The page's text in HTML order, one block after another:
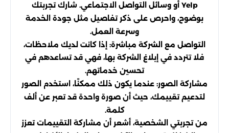
Yelp أو وسائل التواصل الاجتماعي. شارك تجربتك
بوضوح، واحرص على ذكر تفاصيل مثل جودة الخدمة
وسرعة العمل.
التواصل مع الشركة مباشرة: إذا كانت لديك ملاحظات،
فلا تتردد في إبلاغ الشركة بها، فهي قد تساعدهم في
تحسين خدماتهم.
مشاركة الصور: عندما يكون ذلك ممكنًا، استخدم الصور
لتدعيم تقييمك، حيث أن صورة واحدة قد تعبر عن ألف
كلمة.
من تجربتي الشخصية، أشعر أن مشاركة التقييمات تعزز